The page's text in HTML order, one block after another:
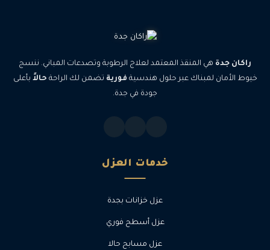
راكان جدة هي المنقذ المعتمد لعلاج الرطوبة وتصدعات المباني. ننسج
خيوط الأمان لمبناك عبر حلول هندسية فورية تضمن لك الراحة حالاً بأعلى
جودة في جدة.
خدمات العزل
عزل خزانات بجدة
عزل أسطح فوري
عزل مسابح حالا